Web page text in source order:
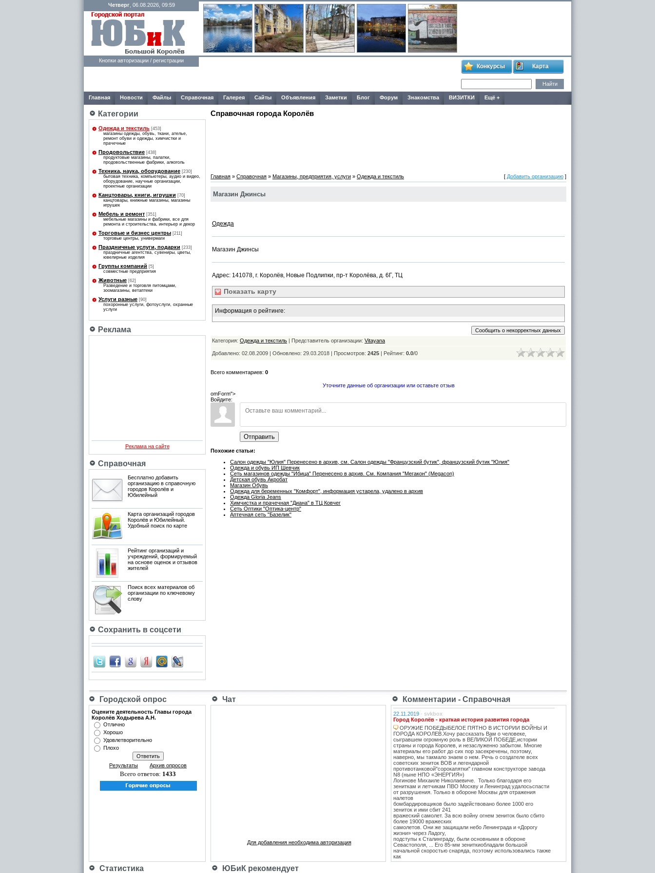
Четверг, 06.08.2026, 09:59
Кнопки авторизации / регистрации
Конкурсы Карта
Главная Новости Файлы Справочная Галерея Сайты Объявления Заметки Блог Форум Знакомства ВИЗИТКИ Ещё +
Категории
Одежда и текстиль [453]
магазины одежды, обувь, ткани, ателье,
ремонт обуви и одежды, химчистки и
прачечные
Продовольствие [438]
продуктовые магазины, палатки,
продовольственные фабрики, алкоголь
Техника, наука, оборудование [230]
бытовая техника, компьютеры, аудио и видео,
оборудование, научные организации,
проектные организации
Канцтовары, книги, игрушки [70]
канцтовары, книжные магазины, магазины
игрушек
Мебель и ремонт [351]
мебельные магазины и фабрики, все для
ремонта и строительства, интерьер и декор
Торговые и бизнес центры [211]
торговые центры, универмаги
Праздничные услуги, подарки [233]
праздничные агентства, сувениры, цветы,
ювелирные изделия
Группы компаний [5]
совместные предприятия
Животные [62]
Разведение и торговля питомцами,
зоомагазины, ветаптеки
Услуги разные [90]
похоронные услуги, фотоуслуги, охранные
услуги
Реклама
Реклама на сайте
Справочная
Бесплатно добавить
организацию в справочную
городов Королёв и
Юбилейный
Карта организаций городов
Королёв и Юбилейный.
Удобный поиск по карте
Рейтинг организаций и
учреждений, формируемый
на основе оценок и отзывов
жителей
Поиск всех материалов об
организации по ключевому
слову
Сохранить в соцсети
Справочная города Королёв
Главная » Справочная » Магазины, предприятия, услуги » Одежда и текстиль [ Добавить организацию ]
Магазин Джинсы
Одежда
Магазин Джинсы
Адрес: 141078, г. Королёв, Новые Подлипки, пр-т Королёва, д. 6Г, ТЦ
Показать карту
Информация о рейтинге:
Категория: Одежда и текстиль | Представитель организации: Vitayana
Добавлено: 02.08.2009 | Обновлено: 29.03.2018 | Просмотров: 2425 | Рейтинг: 0.0/0
Всего комментариев: 0
Уточните данные об организации или оставьте отзыв
omForm">
Войдите:
Отправить
Похожие статьи:
Салон одежды "Юлия" Перенесено в архив, см. Салон одежды "Французский бутик", французский бутик "Юлия"
Одежда и обувь ИП Шевчик
Сеть магазинов одежды "Ибица" Перенесено в архив. См. Компания "Мегакон" (Megacon)
Детская обувь Акробат
Магазин Обувь
Одежда для беременных "Комфорт", информация устарела, удалено в архив
Одежда Gloria Jeans
Химчистка и прачечная "Диана" в ТЦ Ковчег
Сеть Оптики "Оптика-центр"
Аптечная сеть "Базелик"
Городской опрос Чат Комментарии - Справочная
Оцените деятельность Главы города
Королёв Ходырева А.Н.
Отлично
Хорошо
Удовлетворительно
Плохо
Результаты Архив опросов
Всего ответов: 1433
Для добавления необходима авторизация
22.11.2019 - svkbox
Город Королёв - краткая история развития города
ОРУЖИЕ ПОБЕДЫБЕЛОЕ ПЯТНО В ИСТОРИИ ВОЙНЫ И
ГОРОДА КОРОЛЕВ.Хочу рассказать Вам о человеке,
сыгравшем огромную роль в ВЕЛИКОЙ ПОБЕДЕ,истории
страны и города Королев, и незаслуженно забытом. Многие
материалы его работ до сих пор засекречены, поэтому,
наверно, мы такмало знаем о нем. Речь о создателе всех
советских зениток ВОВ и легендарной
противотанковой"сорокапятки" главном конструкторе завода
N8 (ныне НПО «ЭНЕРГИЯ»)
Логинове Михаиле Николаевиче. Только благодаря его
зениткам и летчикам ПВО Москву и Ленинград удалосьспасти
от разрушения. Только в обороне Москвы для отражения
налетов
бомбардировщиков было задействовано более 1000 его
зениток и ими сбит 241
вражеский самолет. За всю войну огнем зениток было сбито
более 19000 вражеских
самолетов. Они же защищали небо Ленинграда и «Дорогу
жизни» через Ладогу,
подступы к Сталинграду, были основными в обороне
Севастополя, ... Его 85-мм зениткиобладали большой
начальной скоростью снаряда, поэтому использовались также
как
противотанковые, на прямую наводку для борьбы с тяжёлыми
Статистика ЮБиК рекомендует